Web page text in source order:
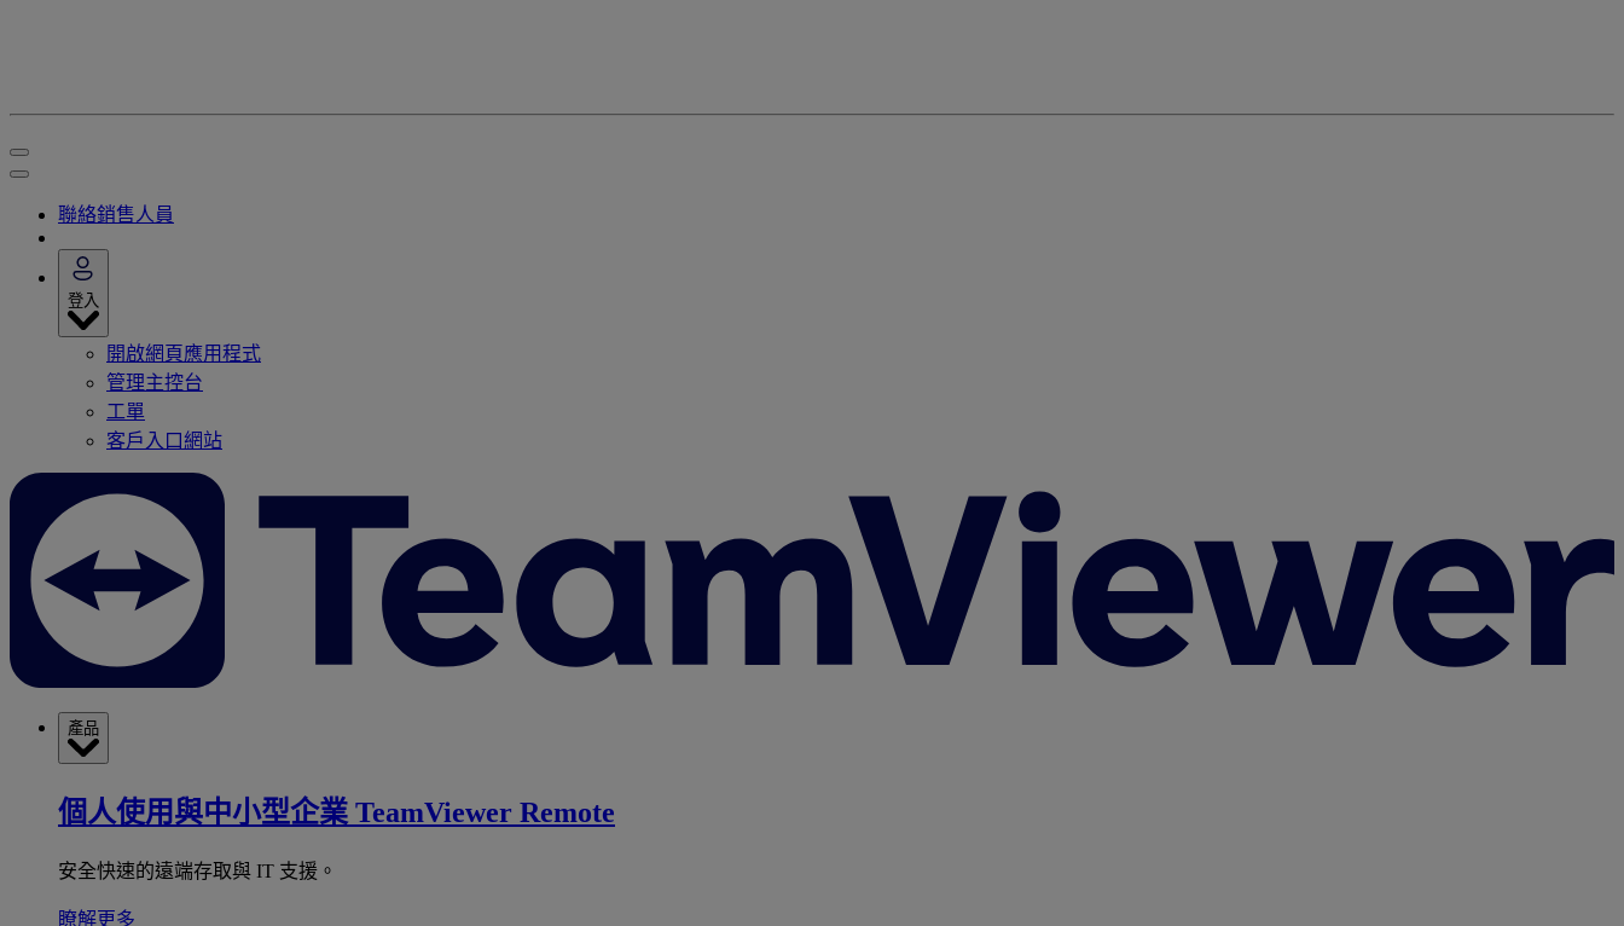
聯絡銷售人員
登入
開啟網頁應用程式
管理主控台
工單
客戶入口網站
產品
個人使用與中小型企業 TeamViewer Remote
安全快速的遠端存取與 IT 支援。
瞭解更多